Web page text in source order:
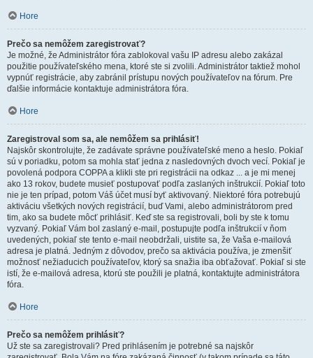
Hore
Prečo sa nemôžem zaregistrovať?
Je možné, že Administrátor fóra zablokoval vašu IP adresu alebo zakázal
použitie používateľského mena, ktoré ste si zvolili. Administrátor taktiež mohol
vypnúť registrácie, aby zabránil prístupu nových používateľov na fórum. Pre
ďalšie informácie kontaktuje administrátora fóra.
Hore
Zaregistroval som sa, ale nemôžem sa prihlásiť!
Najskôr skontrolujte, že zadávate správne používateľské meno a heslo. Pokiaľ
sú v poriadku, potom sa mohla stať jedna z nasledovných dvoch vecí. Pokiaľ je
povolená podpora COPPA a klikli ste pri registrácii na odkaz ... a je mi menej
ako 13 rokov, budete musieť postupovať podľa zaslaných inštrukcií. Pokiaľ toto
nie je ten prípad, potom Váš účet musí byť aktivovaný. Niektoré fóra potrebujú
aktiváciu všetkých nových registrácií, buď Vami, alebo administrátorom pred
tim, ako sa budete môcť prihlásiť. Keď ste sa registrovali, boli by ste k tomu
vyzvaný. Pokiaľ Vám bol zaslaný e-mail, postupujte podľa inštrukcií v ňom
uvedených, pokiaľ ste tento e-mail neobdržali, uistite sa, že Vaša e-mailová
adresa je platná. Jedným z dôvodov, prečo sa aktivácia používa, je zmenšiť
možnosť nežiaducich používateľov, ktorý sa snažia iba obťažovať. Pokiaľ si ste
istí, že e-mailová adresa, ktorú ste použili je platná, kontaktujte administrátora
fóra.
Hore
Prečo sa nemôžem prihlásiť?
Už ste sa zaregistrovali? Pred prihlásením je potrebné sa najskôr